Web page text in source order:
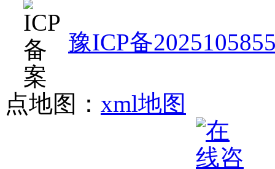
豫ICP备
点地图： xml地图